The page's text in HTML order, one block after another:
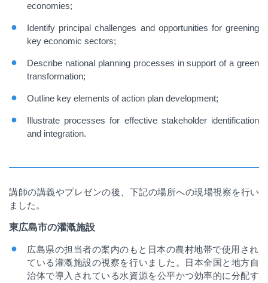
economies;
Identify principal challenges and opportunities for greening
key economic sectors;
Describe national planning processes in support of a green
transformation;
Outline key elements of action plan development;
Illustrate processes for effective stakeholder identification
and integration.
講師の講義やプレゼンの後、下記の場所への現場視察を行い
ました。
東広島市の灌漑施設
広島県の担当者の案内のもと日本の農村地帯で使用され
ている灌漑施設の視察を行いました。日本全国と地方自
治体で導入されている水資源を公平かつ効率的に分配す